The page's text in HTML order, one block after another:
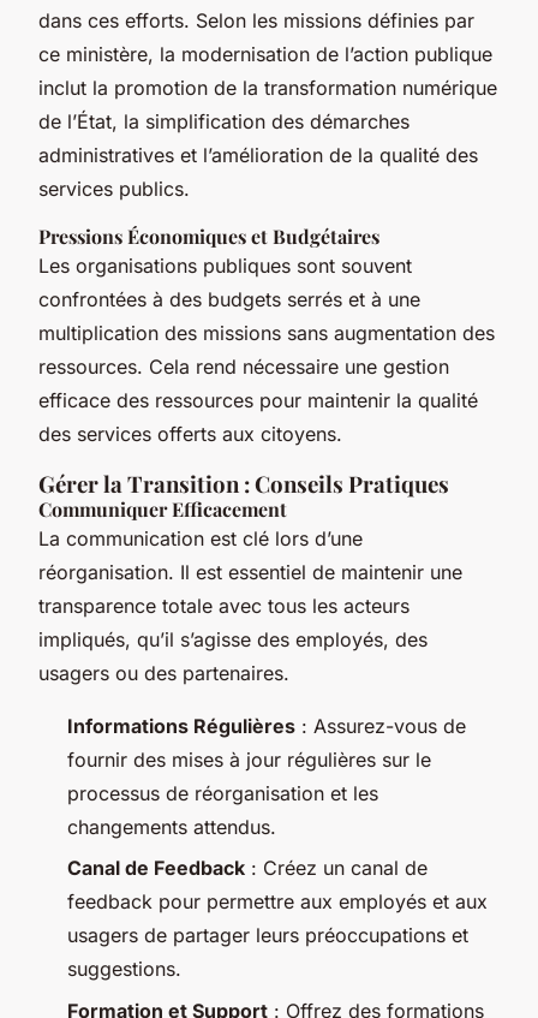
dans ces efforts. Selon les missions définies par
ce ministère, la modernisation de l’action publique
inclut la promotion de la transformation numérique
de l’État, la simplification des démarches
administratives et l’amélioration de la qualité des
services publics.
Pressions Économiques et Budgétaires
Les organisations publiques sont souvent
confrontées à des budgets serrés et à une
multiplication des missions sans augmentation des
ressources. Cela rend nécessaire une gestion
efficace des ressources pour maintenir la qualité
des services offerts aux citoyens.
Gérer la Transition : Conseils Pratiques
Communiquer Efficacement
La communication est clé lors d’une
réorganisation. Il est essentiel de maintenir une
transparence totale avec tous les acteurs
impliqués, qu’il s’agisse des employés, des
usagers ou des partenaires.
Informations Régulières : Assurez-vous de
fournir des mises à jour régulières sur le
processus de réorganisation et les
changements attendus.
Canal de Feedback : Créez un canal de
feedback pour permettre aux employés et aux
usagers de partager leurs préoccupations et
suggestions.
Formation et Support : Offrez des formations